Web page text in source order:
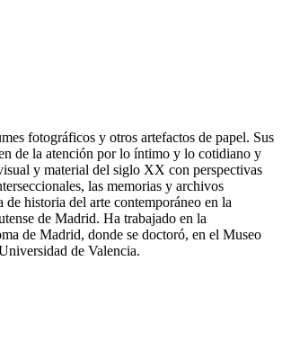
fotográficos y otros artefactos de papel. Sus
de la atención por lo íntimo y lo cotidiano y
y material del siglo XX con perspectivas
las memorias y archivos
de historia del arte contemporáneo en la
de Madrid. Ha trabajado en la
de Madrid, donde se doctoró, en el Museo
de Valencia.